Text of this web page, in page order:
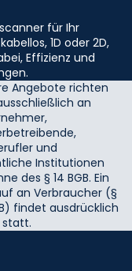
für Ihr
1D oder 2D,
Effizienz und
Angebote richten
an
und
Institutionen
des § 14 BGB. Ein
an Verbraucher (§
findet ausdrücklich